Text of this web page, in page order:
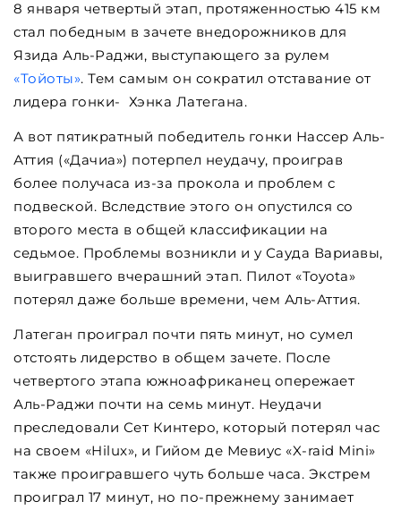
8 января четвертый этап, протяженностью 415 км
стал победным в зачете внедорожников для
Язида Аль-Раджи, выступающего за рулем
«Тойоты». Тем самым он сократил отставание от
лидера гонки- Хэнка Латегана.
А вот пятикратный победитель гонки Нассер Аль-
Аттия («Дачиа») потерпел неудачу, проиграв
более получаса из-за прокола и проблем с
подвеской. Вследствие этого он опустился со
второго места в общей классификации на
седьмое. Проблемы возникли и у Сауда Вариавы,
выигравшего вчерашний этап. Пилот «Toyota»
потерял даже больше времени, чем Аль-Аттия.
Латеган проиграл почти пять минут, но сумел
отстоять лидерство в общем зачете. После
четвертого этапа южноафриканец опережает
Аль-Раджи почти на семь минут. Неудачи
преследовали Сет Кинтеро, который потерял час
на своем «Hilux», и Гийом де Мевиус «X-raid Mini»
также проигравшего чуть больше часа. Экстрем
проиграл 17 минут, но по-прежнему занимает